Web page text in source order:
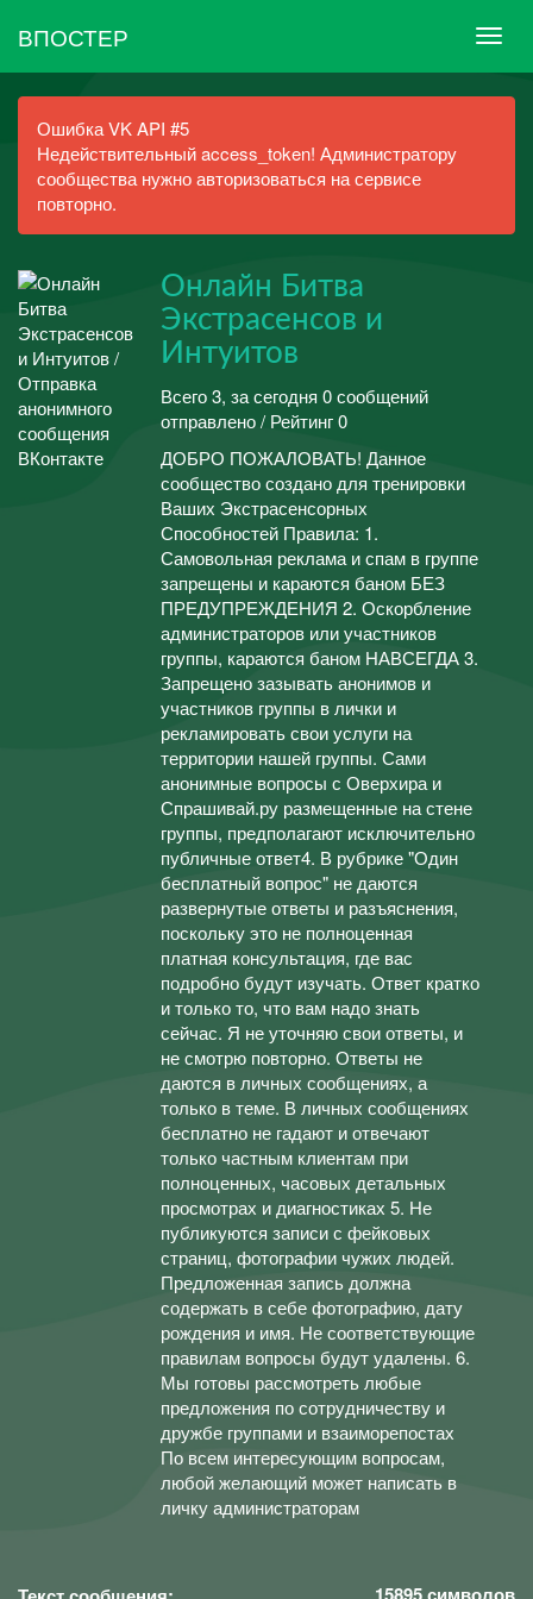
ВПОСТЕР
Ошибка VK API #5
Недействительный access_token! Администратору
сообщества нужно авторизоваться на сервисе
повторно.
Онлайн Битва
Экстрасенсов и
Интуитов
Всего 3, за сегодня 0 сообщений
отправлено / Рейтинг 0
ДОБРО ПОЖАЛОВАТЬ! Данное
сообщество создано для тренировки
Ваших Экстрасенсорных
Способностей Правила: 1.
Самовольная реклама и спам в группе
запрещены и караются баном БЕЗ
ПРЕДУПРЕЖДЕНИЯ 2. Оскорбление
администраторов или участников
группы, караются баном НАВСЕГДА 3.
Запрещено зазывать анонимов и
участников группы в лички и
рекламировать свои услуги на
территории нашей группы. Сами
анонимные вопросы с Оверхира и
Спрашивай.ру размещенные на стене
группы, предполагают исключительно
публичные ответ4. В рубрике "Один
бесплатный вопрос" не даются
развернутые ответы и разъяснения,
поскольку это не полноценная
платная консультация, где вас
подробно будут изучать. Ответ кратко
и только то, что вам надо знать
сейчас. Я не уточняю свои ответы, и
не смотрю повторно. Ответы не
даются в личных сообщениях, а
только в теме. В личных сообщениях
бесплатно не гадают и отвечают
только частным клиентам при
полноценных, часовых детальных
просмотрах и диагностиках 5. Не
публикуются записи с фейковых
страниц, фотографии чужих людей.
Предложенная запись должна
содержать в себе фотографию, дату
рождения и имя. Не соответствующие
правилам вопросы будут удалены. 6.
Мы готовы рассмотреть любые
предложения по сотрудничеству и
дружбе группами и взаиморепостах
По всем интересующим вопросам,
любой желающий может написать в
личку администраторам
15895символов